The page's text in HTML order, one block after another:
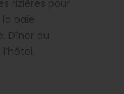
rizières pour
baïe
Dîner au